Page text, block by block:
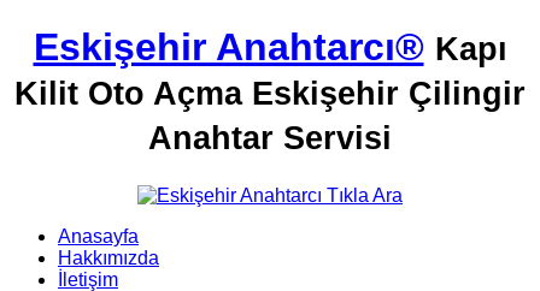
Eskişehir Anahtarcı® Kapı
Kilit Oto Açma Eskişehir Çilingir
Anahtar Servisi
Anasayfa
Hakkımızda
İletişim